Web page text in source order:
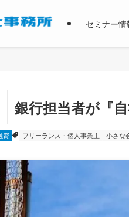
セミナー情
銀行担当者が『
資 フリーランス・個人事業主 小さな